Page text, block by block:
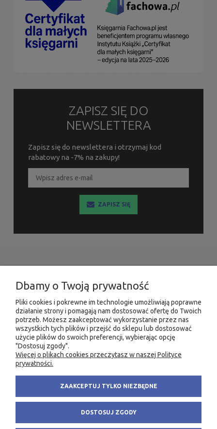
ZAPISZ SIĘ DO
NEWSLETTERA
Zapisz się do newslettera i otrzymaj kod
rabatowy na -7% na zakupy!
ZAPISZ SIĘ
INFORMACJE
MOJE KONTO
PRODUKTY
KONTAKT
info@fachowa.pl
KSIĘGARNIA FACHOWA.PL
80-299 Gdańsk
NIP: 584-182-39-49
Dbamy o Twoją prywatność
Pliki cookies i pokrewne im technologie umożliwiają poprawne
działanie strony i pomagają nam dostosować ofertę do Twoich
potrzeb. Możesz zaakceptować wykorzystanie przez nas
wszystkich tych plików i przejść do sklepu lub dostosować
użycie plików do swoich preferencji, wybierając opcję
"Dostosuj zgody".
Więcej o plikach cookies przeczytasz w naszej Polityce
prywatności.
ZAAKCEPTUJ TYLKO NIEZBĘDNE
DOSTOSUJ ZGODY